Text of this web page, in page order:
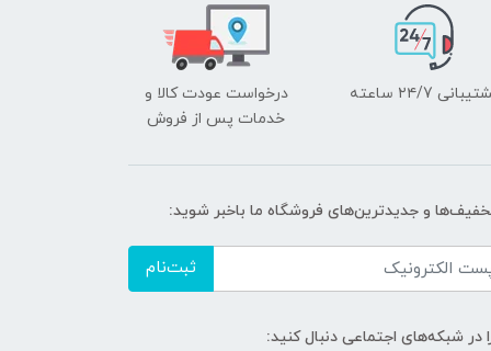
۲۴/7 ساعته
درخواست عودت کالا و
خدمات پس از فروش
و جدیدترین‌های فروشگاه ما باخبر شوید:
ثبت‌نام
در شبکه‌های اجتماعی دنبال کنید: